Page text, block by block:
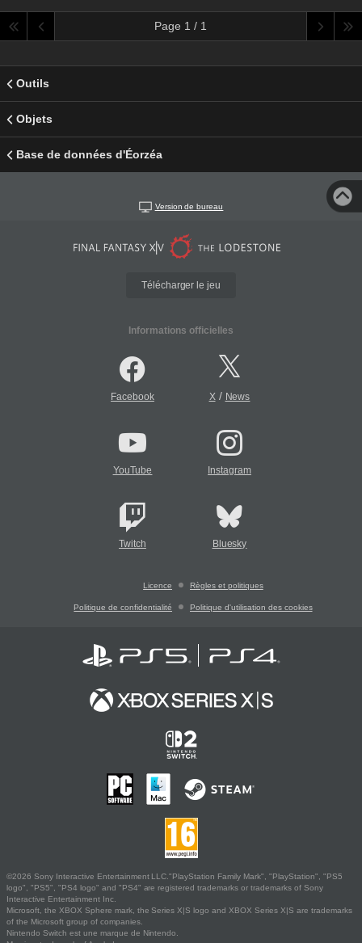
Page 1 / 1
Outils
Objets
Base de données d'Éorzéa
Version de bureau
Télécharger le jeu
Informations officielles
Facebook X/ News
YouTube Instagram
Twitch Bluesky
Licence Règles et politiques
Politique de confidentialité Politique d'utilisation des cookies
©2026 Sony Interactive Entertainment LLC."PlayStation Family Mark", "PlayStation", "PS5
logo", "PS5", "PS4 logo" and "PS4" are registered trademarks or trademarks of Sony
Interactive Entertainment Inc.
Microsoft, the XBOX Sphere mark, the Series X|S logo and XBOX Series X|S are trademarks
of the Microsoft group of companies.
Nintendo Switch est une marque de Nintendo.